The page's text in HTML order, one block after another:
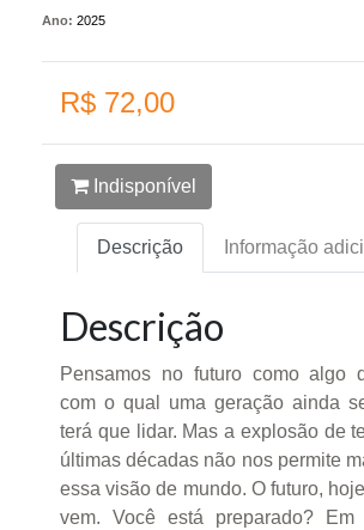
Ano: 2025
R$ 72,00
Indisponível
Descrição Informação
Descrição
Pensamos no futuro como algo
com o qual uma geração ainda
terá que lidar. Mas a explosão de
últimas décadas não nos permite
essa visão de mundo. O futuro,
vem. Você está preparado?